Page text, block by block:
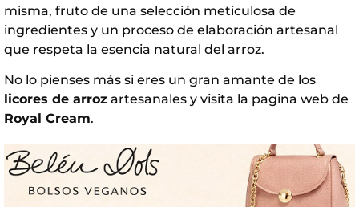
misma, fruto de una selección meticulosa de
ingredientes y un proceso de elaboración artesanal
que respeta la esencia natural del arroz.
No lo pienses más si eres un gran amante de los
licores de arroz artesanales y visita la pagina web de
Royal Cream.